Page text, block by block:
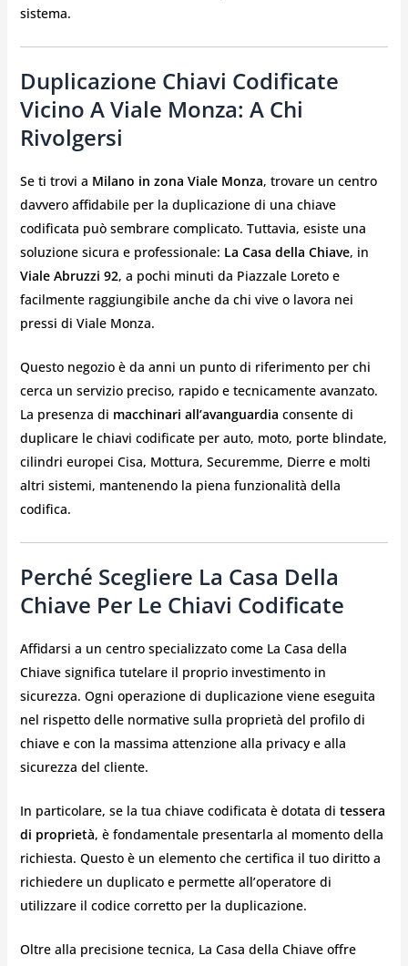
sistema.
Duplicazione Chiavi Codificate
Vicino A Viale Monza: A Chi
Rivolgersi
Se ti trovi a Milano in zona Viale Monza, trovare un centro
davvero affidabile per la duplicazione di una chiave
codificata può sembrare complicato. Tuttavia, esiste una
soluzione sicura e professionale: La Casa della Chiave, in
Viale Abruzzi 92, a pochi minuti da Piazzale Loreto e
facilmente raggiungibile anche da chi vive o lavora nei
pressi di Viale Monza.
Questo negozio è da anni un punto di riferimento per chi
cerca un servizio preciso, rapido e tecnicamente avanzato.
La presenza di macchinari all’avanguardia consente di
duplicare le chiavi codificate per auto, moto, porte blindate,
cilindri europei Cisa, Mottura, Securemme, Dierre e molti
altri sistemi, mantenendo la piena funzionalità della
codifica.
Perché Scegliere La Casa Della
Chiave Per Le Chiavi Codificate
Affidarsi a un centro specializzato come La Casa della
Chiave significa tutelare il proprio investimento in
sicurezza. Ogni operazione di duplicazione viene eseguita
nel rispetto delle normative sulla proprietà del profilo di
chiave e con la massima attenzione alla privacy e alla
sicurezza del cliente.
In particolare, se la tua chiave codificata è dotata di tessera
di proprietà, è fondamentale presentarla al momento della
richiesta. Questo è un elemento che certifica il tuo diritto a
richiedere un duplicato e permette all’operatore di
utilizzare il codice corretto per la duplicazione.
Oltre alla precisione tecnica, La Casa della Chiave offre